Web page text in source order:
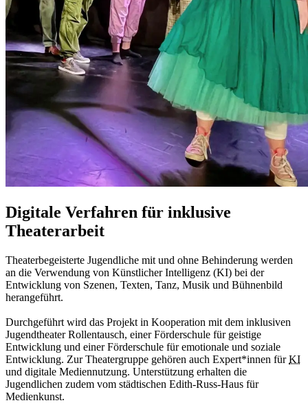
Digitale Verfahren für inklusive
Theaterarbeit
Theaterbegeisterte Jugendliche mit und ohne Behinderung werden
an die Verwendung von Künstlicher Intelligenz (KI) bei der
Entwicklung von Szenen, Texten, Tanz, Musik und Bühnenbild
herangeführt.
Durchgeführt wird das Projekt in Kooperation mit dem inklusiven
Jugendtheater Rollentausch, einer Förderschule für geistige
Entwicklung und einer Förderschule für emotionale und soziale
Entwicklung. Zur Theatergruppe gehören auch Expert*innen fürKI
und digitale Mediennutzung. Unterstützung erhalten die
Jugendlichen zudem vom städtischen Edith-Russ-Haus für
Medienkunst.